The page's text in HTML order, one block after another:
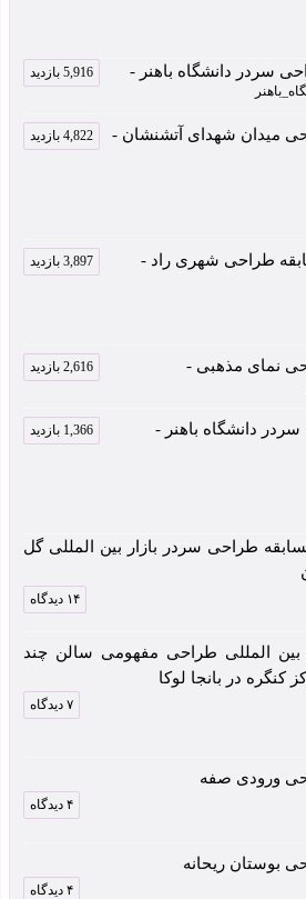
سردر دانشگاه باهنر - 5,916 بازدید
میدان شهدای آتشنشان - 4,822 بازدید
طراحی شهری راد - 3,897 بازدید
نمای مذهبی - 2,616 بازدید
سردر دانشگاه باهنر - 1,366 بازدید
مسابقه طراحی سردر بازار بین المللی گل
۱۴ دیدگاه
بین المللی طراحی مفهومی سالن چند
کنگره در بانجا لوکا
۷ دیدگاه
ورودی صفه
۴ دیدگاه
بوستان ریحانه
۴ دیدگاه